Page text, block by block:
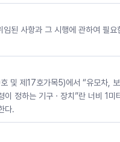
임된 사항과 그 시행에 관하여 필요
호 및 제17호가목5)에서 “유모차,
이 정하는 기구ㆍ장치”란 너비 1미
다.